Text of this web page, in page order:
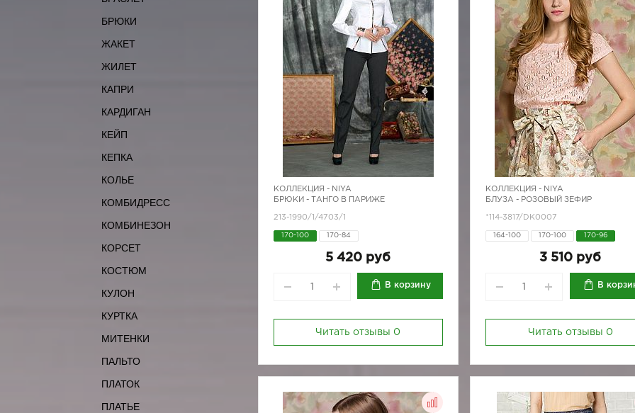
БРЮКИ
ЖАКЕТ
ЖИЛЕТ
КАПРИ
КАРДИГАН
КЕЙП
КЕПКА
КОЛЬЕ
КОМБИДРЕСС
КОМБИНЕЗОН
КОРСЕТ
КОСТЮМ
КУЛОН
КУРТКА
МИТЕНКИ
ПАЛЬТО
ПЛАТОК
ПЛАТЬЕ
КОЛЛЕКЦИЯ - NIYA
БРЮКИ - ТАНГО В ПАРИЖЕ
213-1990/1/4703/1
170-100 170-84
5 420 руб
В корзину
Читать отзывы 0
КОЛЛЕКЦИЯ - NIYA
БЛУЗА - РОЗОВЫЙ ЗЕФИР
*114-3817/DK0007
164-100 170-100 170-96
3 510 руб
В
Читать отзывы 0